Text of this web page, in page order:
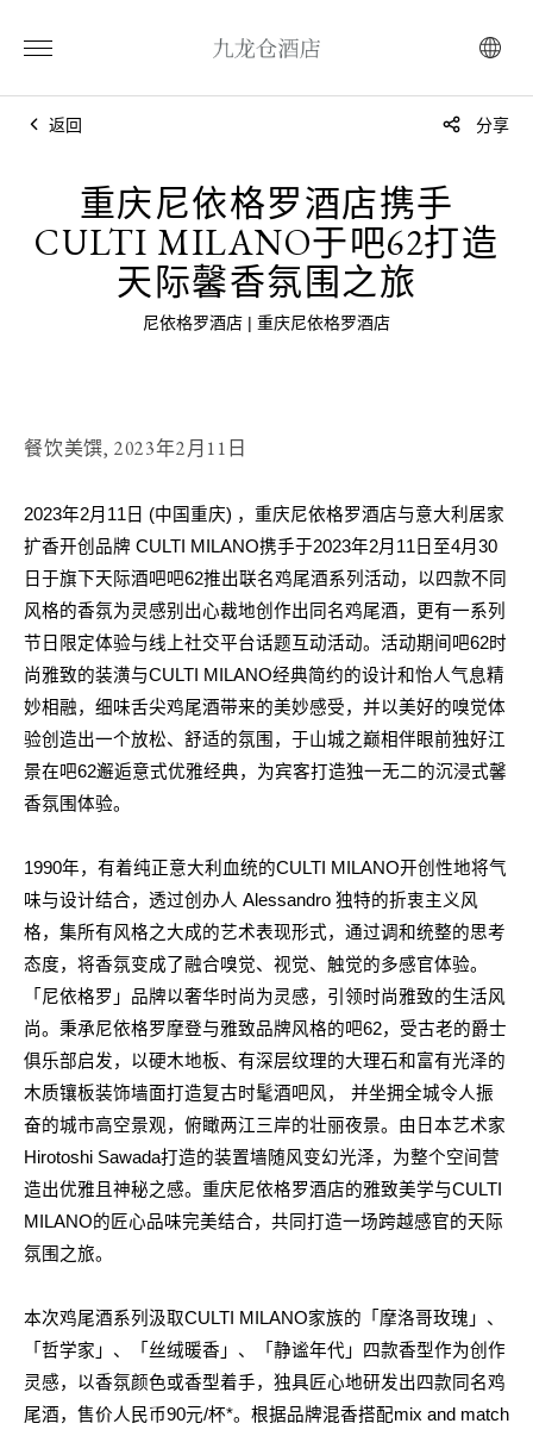
返回 分享
重庆尼依格罗酒店携手
CULTI MILANO于吧62打造
天际馨香氛围之旅
尼依格罗酒店 | 重庆尼依格罗酒店
餐饮美馔, 2023年2月11日
2023年2月 11日 (中国重庆) ，重庆尼依格罗酒店与意大利居家
扩香开创品牌 CULTI MILANO携手于2023年2月 11日至4月 30
日于旗下天际酒吧吧62推出联名鸡尾酒系列活动，以四款不同
风格的香氛为灵感别出心裁地创作出同名鸡尾酒，
更有一系列
节日限定体验与线上社交平台话题互动活动。 活动期间 吧62时
尚雅致的装潢与CULTI MILANO经典简约的设计和怡人气息精
妙相融， 细味舌尖鸡尾酒带来的美妙感受，并以美好的嗅觉体
验创造出一个放松、舒适的氛围，于山城之巅相伴眼前独好江
景在吧62邂逅意式优雅经典，为宾客打造独一无二的沉浸式馨
香氛围体验。
1990年，有着纯正意大利血统的CULTI MILANO开创性地将气
味与设计结合，透过创办人 Alessandro 独特的折衷主义风
格，集所有风格之大成的艺术表现形式，通过调和统整的思考
态度，将香氛变成了融合嗅觉、视觉、触觉的多感官体验。
「尼依格罗」品牌以奢华时尚为灵感，引领时尚雅致的生活风
尚。秉承尼依格罗摩登与雅致品牌风格的吧62，受古老的爵士
俱乐部启发，以硬木地板、有深层纹理的大理石和富有光泽的
木质镶板装饰墙面打造复古时髦酒吧风，
并坐拥全城令人振
奋的城市高空景观，俯瞰两江三岸的壮丽夜景。由日本艺术家
Hirotoshi Sawada打造的装置墙随风变幻光泽，为整个空间营
造出优雅且神秘之感。重庆尼依格罗酒店的雅致美学与CULTI
MILANO的匠心品味完美结合，共同打造一场跨越感官的天际
氛围之旅。
本次鸡尾酒系列汲取CULTI MILANO家族的「摩洛哥玫瑰」、
「哲学家」、「丝绒暖香」、「静谧年代」四款香型作为创作
灵感，以香氛颜色或香型着手，独具匠心地研发出四款同名鸡
尾酒，售价人民币90元/杯*。根据品牌混香搭配mix and match